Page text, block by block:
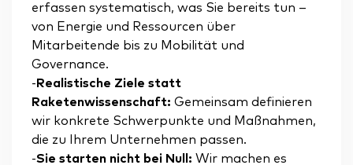
erfassen systematisch, was Sie bereits tun –
von Energie und Ressourcen über
Mitarbeitende bis zu Mobilität und
Governance.
- Realistische Ziele statt
Raketenwissenschaft: Gemeinsam definieren
wir konkrete Schwerpunkte und Maßnahmen,
die zu Ihrem Unternehmen passen.
-Sie starten nicht bei Null: Wir machen es